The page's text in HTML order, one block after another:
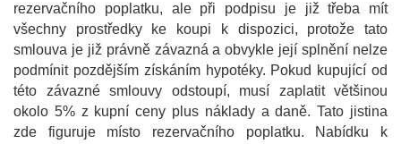
rezervačního poplatku, ale při podpisu je již třeba mít
všechny prostředky ke koupi k dispozici, protože tato
smlouva je již právně závazná a obvykle její splnění nelze
podmínit pozdějším získáním hypotéky. Pokud kupující od
této závazné smlouvy odstoupí, musí zaplatit většinou
okolo 5% z kupní ceny plus náklady a daně. Tato jistina
zde figuruje místo rezervačního poplatku. Nabídku k